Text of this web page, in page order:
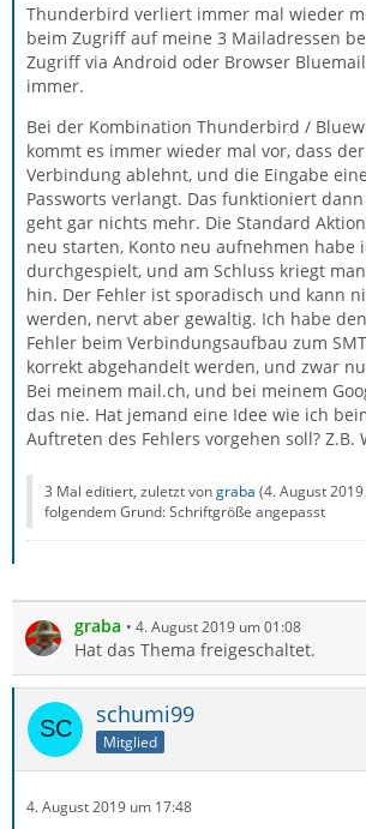
Thunderbird verliert immer mal wieder
beim Zugriff auf meine 3 Mailadressen
Zugriff via Android oder Browser
immer.
Bei der Kombination Thunderbird /
kommt es immer wieder mal vor, dass
Verbindung ablehnt, und die Eingabe
Passworts verlangt. Das funktioniert
geht gar nichts mehr. Die Standard
neu starten, Konto neu aufnehmen habe
durchgespielt, und am Schluss kriegt
hin. Der Fehler ist sporadisch und kann
werden, nervt aber gewaltig. Ich habe
Fehler beim Verbindungsaufbau zum
korrekt abgehandelt werden, und zwar
Bei meinem mail.ch, und bei meinem
das nie. Hat jemand eine Idee wie ich
Auftreten des Fehlers vorgehen soll? Z.B.
3 Mal editiert, zuletzt vongraba (4. August
folgendem Grund: Schriftgröße angepasst
graba 4. August 2019 um 01:08
Hat das Thema freigeschaltet.
schumi99
Mitglied
4. August 2019 um 17:48